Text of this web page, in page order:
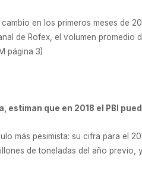
en los primeros meses de
de Rofex, el volumen
página 3)
estiman que en 2018 el PBI
más pesimista: su cifra para el
de toneladas del año